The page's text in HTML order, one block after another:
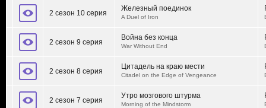
2 сезон 10 серия
Железный поединок
A Duel of Iron
2 сезон 9 серия
Война без конца
War Without End
2 сезон 8 серия
Цитадель на краю мести
Citadel on the Edge of Vengeance
2 сезон 7 серия
Утро мозгового штурма
Morning of the Mindstorm